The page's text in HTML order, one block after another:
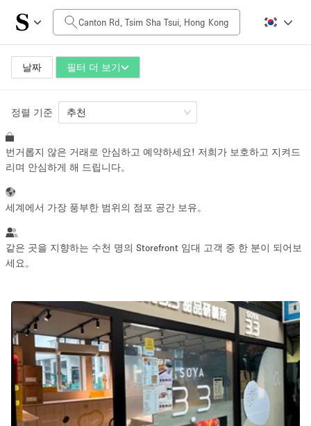
날짜 필터 더 보기
일일 비용
HK$0
공간 크기
100 sq ft 5000+ sq ft
~ 13 명
Photo
Shooting
Conference Meeting Office Shop Share
공간 유형
정렬 기준 추천
번거롭지 않은 거래로 안심하고 예약하세요! 저희가 보호하고 지켜드
리며 안심하게 해 드립니다。
세계에서 가장 풍부한 범위의 점포 공간 보유。
같은 곳을 지향하는 수천 명의 Storefront 임대 고객 중 한 분이 되어보
세요。